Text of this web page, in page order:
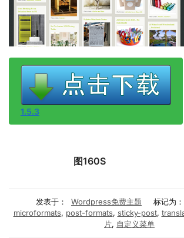
1.5.3
图160S
发表于： Wordpress免费主题 标记为：
microformats, post-formats, sticky-post,
片, 自定义菜单